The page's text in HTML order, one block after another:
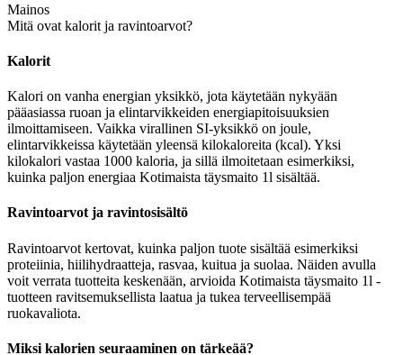
Mainos
Mitä ovat kalorit ja ravintoarvot?
Kalorit
Kalori on vanha energian yksikkö, jota käytetään nykyään
pääasiassa ruoan ja elintarvikkeiden energiapitoisuuksien
ilmoittamiseen. Vaikka virallinen SI-yksikkö on joule,
elintarvikkeissa käytetään yleensä kilokaloreita (kcal). Yksi
kilokalori vastaa 1000 kaloria, ja sillä ilmoitetaan esimerkiksi,
kuinka paljon energiaa Kotimaista täysmaito 1l sisältää.
Ravintoarvot ja ravintosisältö
Ravintoarvot kertovat, kuinka paljon tuote sisältää esimerkiksi
proteiinia, hiilihydraatteja, rasvaa, kuitua ja suolaa. Näiden avulla
voit verrata tuotteita keskenään, arvioida Kotimaista täysmaito 1l -
tuotteen ravitsemuksellista laatua ja tukea terveellisempää
ruokavaliota.
Miksi kalorien seuraaminen on tärkeää?